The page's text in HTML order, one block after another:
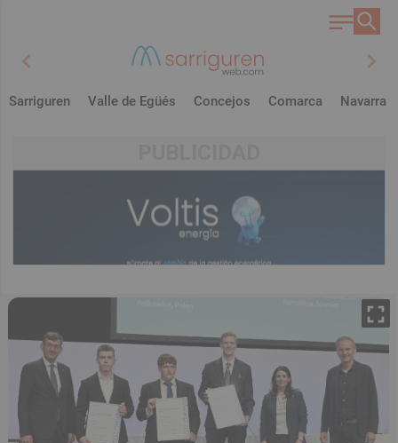
chevron_left chevron_right
Sarriguren Valle de Egüés Concejos Comarca Navarra